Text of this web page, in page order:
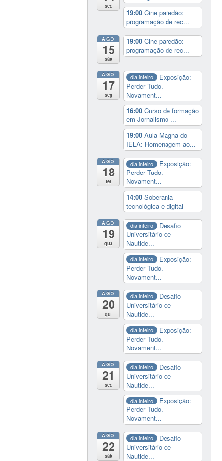
sex
19:00Cine paredão:
programação de rec...
AGO
15
sáb
19:00Cine paredão:
programação de rec...
AGO
17
seg
dia inteiro
Exposição:
Perder Tudo.
Novament...
16:00Curso de formação
em Jornalismo ...
19:00Aula Magna do
IELA: Homenagem ao...
AGO
18
ter
dia inteiro
Exposição:
Perder Tudo.
Novament...
14:00Soberania
tecnológica e digital
AGO
19
qua
dia inteiro
Desafio
Universitário de
Nautide...
dia inteiro
Exposição:
Perder Tudo.
Novament...
AGO
20
qui
dia inteiro
Desafio
Universitário de
Nautide...
dia inteiro
Exposição:
Perder Tudo.
Novament...
AGO
21
sex
dia inteiro
Desafio
Universitário de
Nautide...
dia inteiro
Exposição:
Perder Tudo.
Novament...
AGO
22
sáb
dia inteiro
Desafio
Universitário de
Nautide...